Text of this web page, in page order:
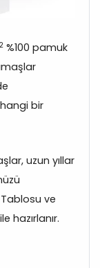
2 %100 pamuk
bir
uzun yıllar
Tablosu ve
hazırlanır.